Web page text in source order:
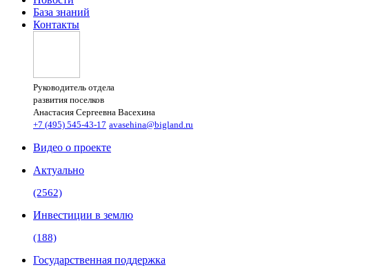
База знаний
Контакты
Руководитель отдела
развития поселков
Анастасия Сергеевна Васехина
+7 (495) 545-43-17 avasehina@bigland.ru
Видео о проекте
Актуально
(2562)
Инвестиции в землю
(188)
Государственная поддержка